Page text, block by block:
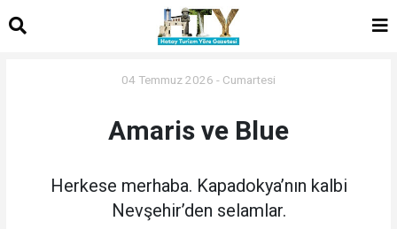
04 Temmuz 2026 - Cumartesi
Amaris ve Blue
Herkese merhaba. Kapadokya’nın kalbi
Nevşehir’den selamlar.